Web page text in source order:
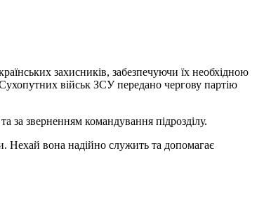
захисників, забезпечуючи їх необхідною
військ ЗСУ передано чергову партію
за зверненням командування підрозділу.
Нехай вона надійно служить та допомагає